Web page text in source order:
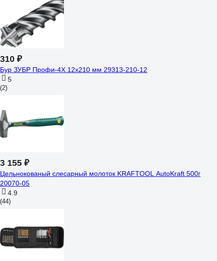
310 ₽
Бур ЗУБР Профи-4Х 12x210 мм 29313-210-12
5
(2)
3 155 ₽
Цельнокованый слесарный молоток KRAFTOOL AutoKraft 500г
20070-05
4.9
(44)